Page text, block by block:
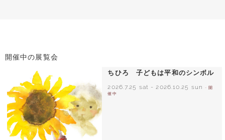
開催中の展覧会
ちひろ 子どもは平和のシンボル
2026.7.25 sat -2026.10.25 sun
- 開
催中